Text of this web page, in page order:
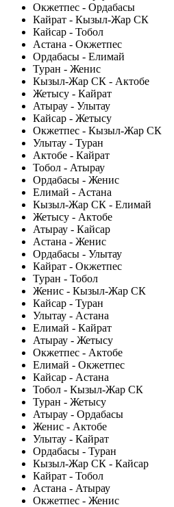
Окжетпес - Ордабасы
Кайрат - Кызыл-Жар СК
Кайсар - Тобол
Астана - Окжетпес
Ордабасы - Елимай
Туран - Женис
Кызыл-Жар СК - Актобе
Жетысу - Кайрат
Атырау - Улытау
Кайсар - Жетысу
Окжетпес - Кызыл-Жар СК
Улытау - Туран
Актобе - Кайрат
Тобол - Атырау
Ордабасы - Женис
Елимай - Астана
Кызыл-Жар СК - Елимай
Жетысу - Актобе
Атырау - Кайсар
Астана - Женис
Ордабасы - Улытау
Кайрат - Окжетпес
Туран - Тобол
Женис - Кызыл-Жар СК
Кайсар - Туран
Улытау - Астана
Елимай - Кайрат
Атырау - Жетысу
Окжетпес - Актобе
Елимай - Окжетпес
Кайсар - Астана
Тобол - Кызыл-Жар СК
Туран - Жетысу
Атырау - Ордабасы
Женис - Актобе
Улытау - Кайрат
Ордабасы - Туран
Кызыл-Жар СК - Кайсар
Кайрат - Тобол
Астана - Атырау
Окжетпес - Женис